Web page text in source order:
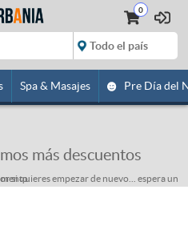
0
Spa & Masajes Pre Día del
más descuentos
por si quieres empezar de nuevo... espera un momento.